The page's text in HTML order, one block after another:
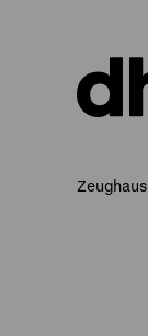
Seiteninhalt
springen